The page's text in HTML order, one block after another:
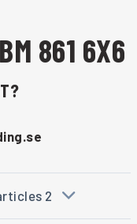
861 6X6
2